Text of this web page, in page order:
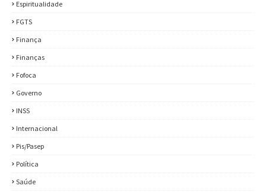
Espiritualidade
FGTS
Finança
Finanças
Fofoca
Governo
INSS
Internacional
Pis/Pasep
Política
Saúde